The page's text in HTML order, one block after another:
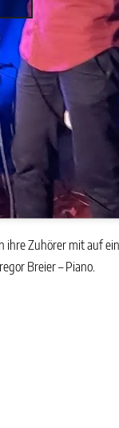
Zuhörer mit auf
Breier – Piano.